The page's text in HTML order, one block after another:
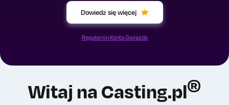
Dowiedz się więcej
Regulamin Konta Gwiazda
Witaj na Casting.pl®